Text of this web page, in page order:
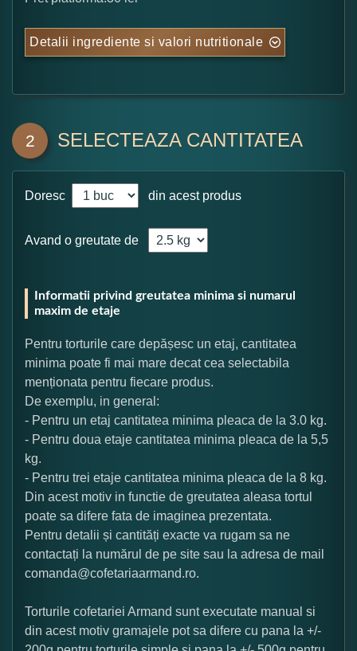
Detalii ingrediente si valori nutritionale
2 SELECTEAZA CANTITATEA
Doresc din acest produs
Avand o greutate de
Informatii privind greutatea minima si numarul
maxim de etaje
Pentru torturile care depășesc un etaj, cantitatea
minima poate fi mai mare decat cea selectabila
menționata pentru fiecare produs.
De exemplu, in general:
- Pentru un etaj cantitatea minima pleaca de la 3.0 kg.
- Pentru doua etaje cantitatea minima pleaca de la 5,5
kg.
- Pentru trei etaje cantitatea minima pleaca de la 8 kg.
Din acest motiv in functie de greutatea aleasa tortul
poate sa difere fata de imaginea prezentata.
Pentru detalii și cantități exacte va rugam sa ne
contactați la numărul de pe site sau la adresa de mail
comanda@cofetariaarmand.ro.
Torturile cofetariei Armand sunt executate manual si
din acest motiv gramajele pot sa difere cu pana la +/-